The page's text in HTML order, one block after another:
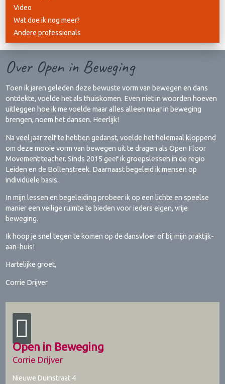
Video
Wat doe ik nog meer?
Andere professionals
Over Open in Beweging
Toen ik jaren geleden deze bewuste vorm van bewegen en dans
ontdekte, voelde het als thuiskomen. Even niet in woorden hoeven
uitleggen hoe ik me voelde maar alles alleen maar in beweging
brengen, noem het dansen. Heerlijk!
Na veel jaar zelf te hebben gedanst, voelde het helemaal kloppend
om deze mooie vorm van bewegen uit te dragen als Open Floor
Movement teacher. Sinds 2015 geef ik groepslessen in de regio
Leiden en de Bollenstreek. Daarnaast begeleid ik mensen op
individuele basis.
In mijn lessen en begeleiding probeer ik op een lichte en speelse
manier een veilige ruimte te bieden voor ieders eigen, vrije
beweging.
Ik hoop je snel tegen te komen op de dansvloer of bij mijn praktijk-
aan-huis!
Hartelijke groet,
Corrie Drijver
Open in Beweging
Corrie Drijver
Nieuwe Duinstraat 4